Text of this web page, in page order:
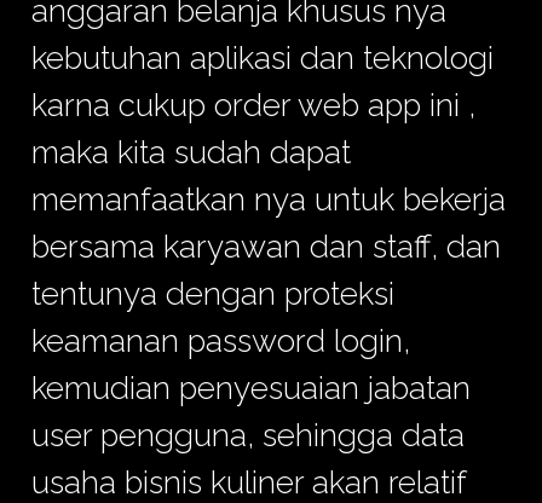
anggaran belanja khusus nya
kebutuhan aplikasi dan teknologi
karna cukup order web app ini ,
maka kita sudah dapat
memanfaatkan nya untuk bekerja
bersama karyawan dan staff, dan
tentunya dengan proteksi
keamanan password login,
kemudian penyesuaian jabatan
user pengguna, sehingga data
usaha bisnis kuliner akan relatif